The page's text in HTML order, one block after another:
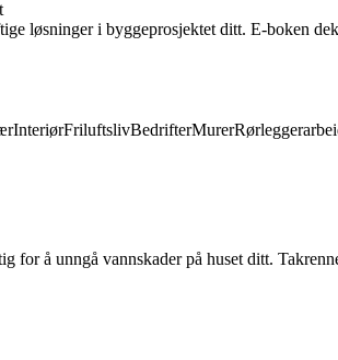
løsninger i byggeprosjektet ditt. E-boken
InteriørFriluftslivBedrifterMurer
for å unngå vannskader på huset ditt.